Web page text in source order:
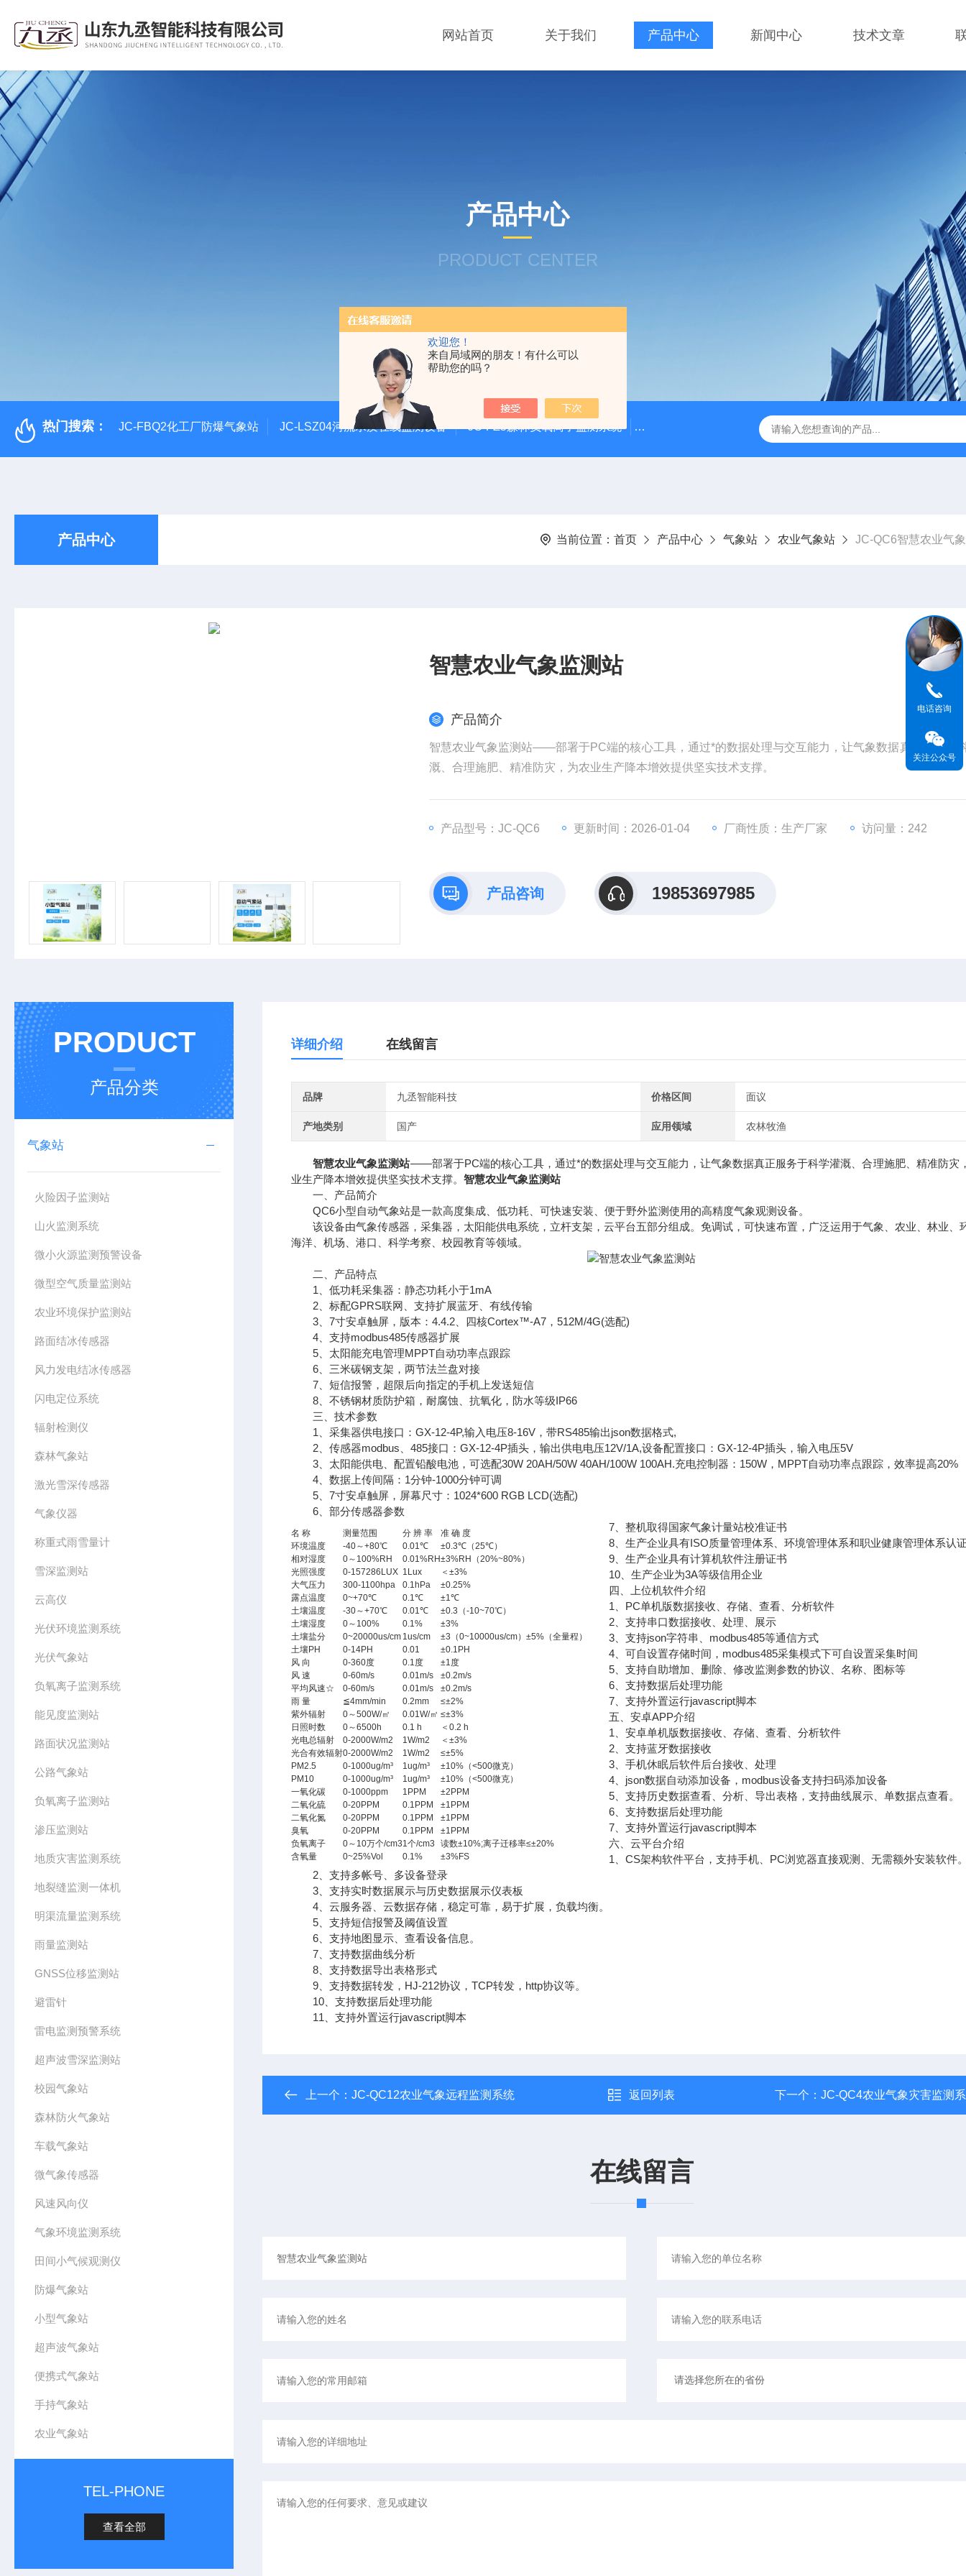
欢迎您！
来自局域网的朋友！有什么可以
帮助您的吗？
网站首页 关于我们 产品中心 新闻中心 技术文章
产品中心
PRODUCT CENTER
热门搜索： JC-FBQ2化工厂防爆气象站 JC-LSZ04河流水质在线监测设备 JC-FZ5森林负氧离子监测系统 JC-FZ5大气负氧离子监测站 JC-ZS07多参数污水在线检测仪
产品中心 当前位置： 首页 产品中心 气象站 农业气象站 JC-QC6智慧农业气
智慧农业气象监测站
产品简介
智慧农业气象监测站——部署于PC端的核心工具，通过*的数据处理与交互能力，让气象数据真正服务于
溉、合理施肥、精准防灾，为农业生产降本增效提供坚实技术支撑。
产品型号：JC-QC6 更新时间：2026-01-04 厂商性质：生产厂家 访问量：242
产品咨询 19853697985
PRODUCT
产品分类
气象站
火险因子监测站
山火监测系统
微小火源监测预警设备
微型空气质量监测站
农业环境保护监测站
路面结冰传感器
风力发电结冰传感器
闪电定位系统
辐射检测仪
森林气象站
激光雪深传感器
气象仪器
称重式雨雪量计
雪深监测站
云高仪
光伏环境监测系统
光伏气象站
负氧离子监测系统
能见度监测站
路面状况监测站
公路气象站
负氧离子监测站
渗压监测站
地质灾害监测系统
地裂缝监测一体机
明渠流量监测系统
雨量监测站
GNSS位移监测站
避雷针
雷电监测预警系统
超声波雪深监测站
校园气象站
森林防火气象站
车载气象站
微气象传感器
风速风向仪
气象环境监测系统
田间小气候观测仪
防爆气象站
小型气象站
超声波气象站
便携式气象站
手持气象站
农业气象站
TEL-PHONE
查看全部
详细介绍 在线留言
品牌 九丞智能科技 价格区间 面议
产地类别 国产 应用领域 农林牧渔
智慧农业气象监测站——部署于PC端的核心工具，通过*的数据处理与交互能力，让气象数据真正服务于科学灌溉、合理施肥、精准防灾
业生产降本增效提供坚实技术支撑。 智慧农业气象监测站
一、产品简介
QC6小型自动气象站是一款高度集成、低功耗、可快速安装、便于野外监测使用的高精度气象观测设备。
该设备由气象传感器，采集器，太阳能供电系统，立杆支架，云平台五部分组成。免调试，可快速布置，广泛运用于气象、农业、林业、
海洋、机场、港口、科学考察、校园教育等领域。
二、产品特点
1、低功耗采集器：静态功耗小于1mA
2、标配GPRS联网、支持扩展蓝牙、有线传输
3、7寸安卓触屏，版本：4.4.2、四核Cortex™-A7，512M/4G(选配)
4、支持modbus485传感器扩展
5、太阳能充电管理MPPT自动功率点跟踪
6、三米碳钢支架，两节法兰盘对接
7、短信报警，超限后向指定的手机上发送短信
8、不锈钢材质防护箱，耐腐蚀、抗氧化，防水等级IP66
三、技术参数
1、采集器供电接口：GX-12-4P,输入电压8-16V，带RS485输出json数据格式,
2、传感器modbus、485接口：GX-12-4P插头，输出供电电压12V/1A,设备配置接口：GX-12-4P插头，输入电压5V
3、太阳能供电、配置铅酸电池，可选配30W 20AH/50W 40AH/100W 100AH.充电控制器：150W，MPPT自动功率点跟踪，效率提高20%
4、数据上传间隔：1分钟-1000分钟可调
5、7寸安卓触屏，屏幕尺寸：1024*600 RGB LCD(选配)
6、部分传感器参数
名 称 测量范围 分 辨 率
准 确 度
环境温度
-40～+80℃ 0.01℃
±0.3℃（25℃）
相对湿度
0～100%RH 0.01%RH±3%RH（20%~80%）
光照强度
0-157286LUX 1Lux
＜±3%
大气压力
300-1100hpa 0.1hPa
±0.25%
露点温度
0~+70℃ 0.1℃
±1℃
土壤温度
-30～+70℃ 0.01℃
±0.3（-10~70℃）
土壤湿度
0～100% 0.1%
±3%
土壤盐分
0~20000us/cm 1us/cm
±3（0~10000us/cm）±5%（全量程）
土壤PH
0-14PH 0.01
±0.1PH
风 向
0-360度 0.1度
±1度
风 速
0-60m/s 0.01m/s
±0.2m/s
平均风速☆
0-60m/s 0.01m/s
±0.2m/s
雨 量
≦4mm/min 0.2mm
≤±2%
紫外辐射
0～500W/㎡ 0.01W/㎡ ≤±3%
日照时数
0～6500h 0.1 h
＜0.2 h
光电总辐射
0-2000W/m2 1W/m2
＜±3%
光合有效辐射0-2000W/m2 1W/m2
≤±5%
PM2.5
0-1000ug/m³ 1ug/m³
±10%（<500微克）
PM10
0-1000ug/m³ 1ug/m³
±10%（<500微克）
一氧化碳
0-1000ppm 1PPM
±2PPM
二氧化硫
0-20PPM 0.1PPM
±1PPM
二氧化氮
0-20PPM 0.1PPM
±1PPM
臭氧
0-20PPM 0.1PPM
±1PPM
负氧离子
0～10万个/cm31个/cm3
读数±10%;离子迁移率≤±20%
含氧量
0~25%Vol 0.1% ±3%FS
7、整机取得国家气象计量站校准证书
8、生产企业具有ISO质量管理体系、环境管理体系和职业健康管理体系认
9、生产企业具有计算机软件注册证书
10、生产企业为3A等级信用企业
四、上位机软件介绍
1、PC单机版数据接收、存储、查看、分析软件
2、支持串口数据接收、处理、展示
3、支持json字符串、modbus485等通信方式
4、可自设置存储时间，modbus485采集模式下可自设置采集时间
5、支持自助增加、删除、修改监测参数的协议、名称、图标等
6、支持数据后处理功能
7、支持外置运行javascript脚本
五、安卓APP介绍
1、安卓单机版数据接收、存储、查看、分析软件
2、支持蓝牙数据接收
3、手机休眠后软件后台接收、处理
4、json数据自动添加设备，modbus设备支持扫码添加设备
5、支持历史数据查看、分析、导出表格，支持曲线展示、单数据点查看。
6、支持数据后处理功能
7、支持外置运行javascript脚本
六、云平台介绍
1、CS架构软件平台，支持手机、PC浏览器直接观测、无需额外安装软件
2、支持多帐号、多设备登录
3、支持实时数据展示与历史数据展示仪表板
4、云服务器、云数据存储，稳定可靠，易于扩展，负载均衡。
5、支持短信报警及阈值设置
6、支持地图显示、查看设备信息。
7、支持数据曲线分析
8、支持数据导出表格形式
9、支持数据转发，HJ-212协议，TCP转发，http协议等。
10、支持数据后处理功能
11、支持外置运行javascript脚本
上一个： JC-QC12农业气象远程监测系统 返回列表 下一个： JC-QC4农业气象灾害监测
在线留言
电话咨询
关注公众号